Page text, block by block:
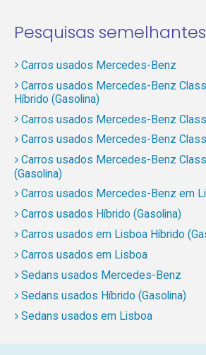
Pesquisas semelhantes
Carros usados Mercedes-Benz
Carros usados Mercedes-Benz
Híbrido (Gasolina)
Carros usados Mercedes-Benz
Carros usados Mercedes-Benz
Carros usados Mercedes-Benz
(Gasolina)
Carros usados Mercedes-Benz em
Carros usados Híbrido (Gasolina)
Carros usados em Lisboa Híbrido
Carros usados em Lisboa
Sedans usados Mercedes-Benz
Sedans usados Híbrido (Gasolina)
Sedans usados em Lisboa